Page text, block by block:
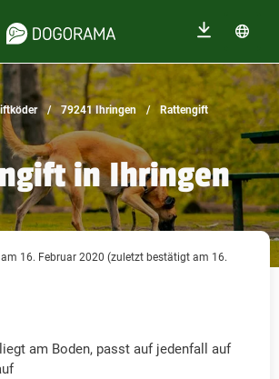
79241 Ihringen Rattengift
in Ihringen
am 16. Februar 2020 (zuletzt bestätigt am 16.
am Boden, passt auf jedenfall auf